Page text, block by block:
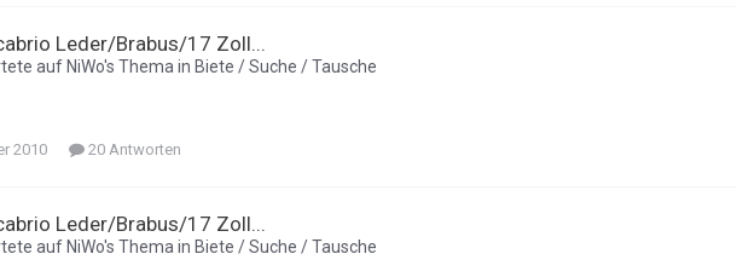
Leder/Brabus/17 Zoll...
auf NiWo's Thema in Biete / Suche / Tausche
2010 20 Antworten
Leder/Brabus/17 Zoll...
auf NiWo's Thema in Biete / Suche / Tausche